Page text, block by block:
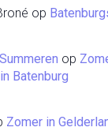
op
op
Batenburg
Zomer in